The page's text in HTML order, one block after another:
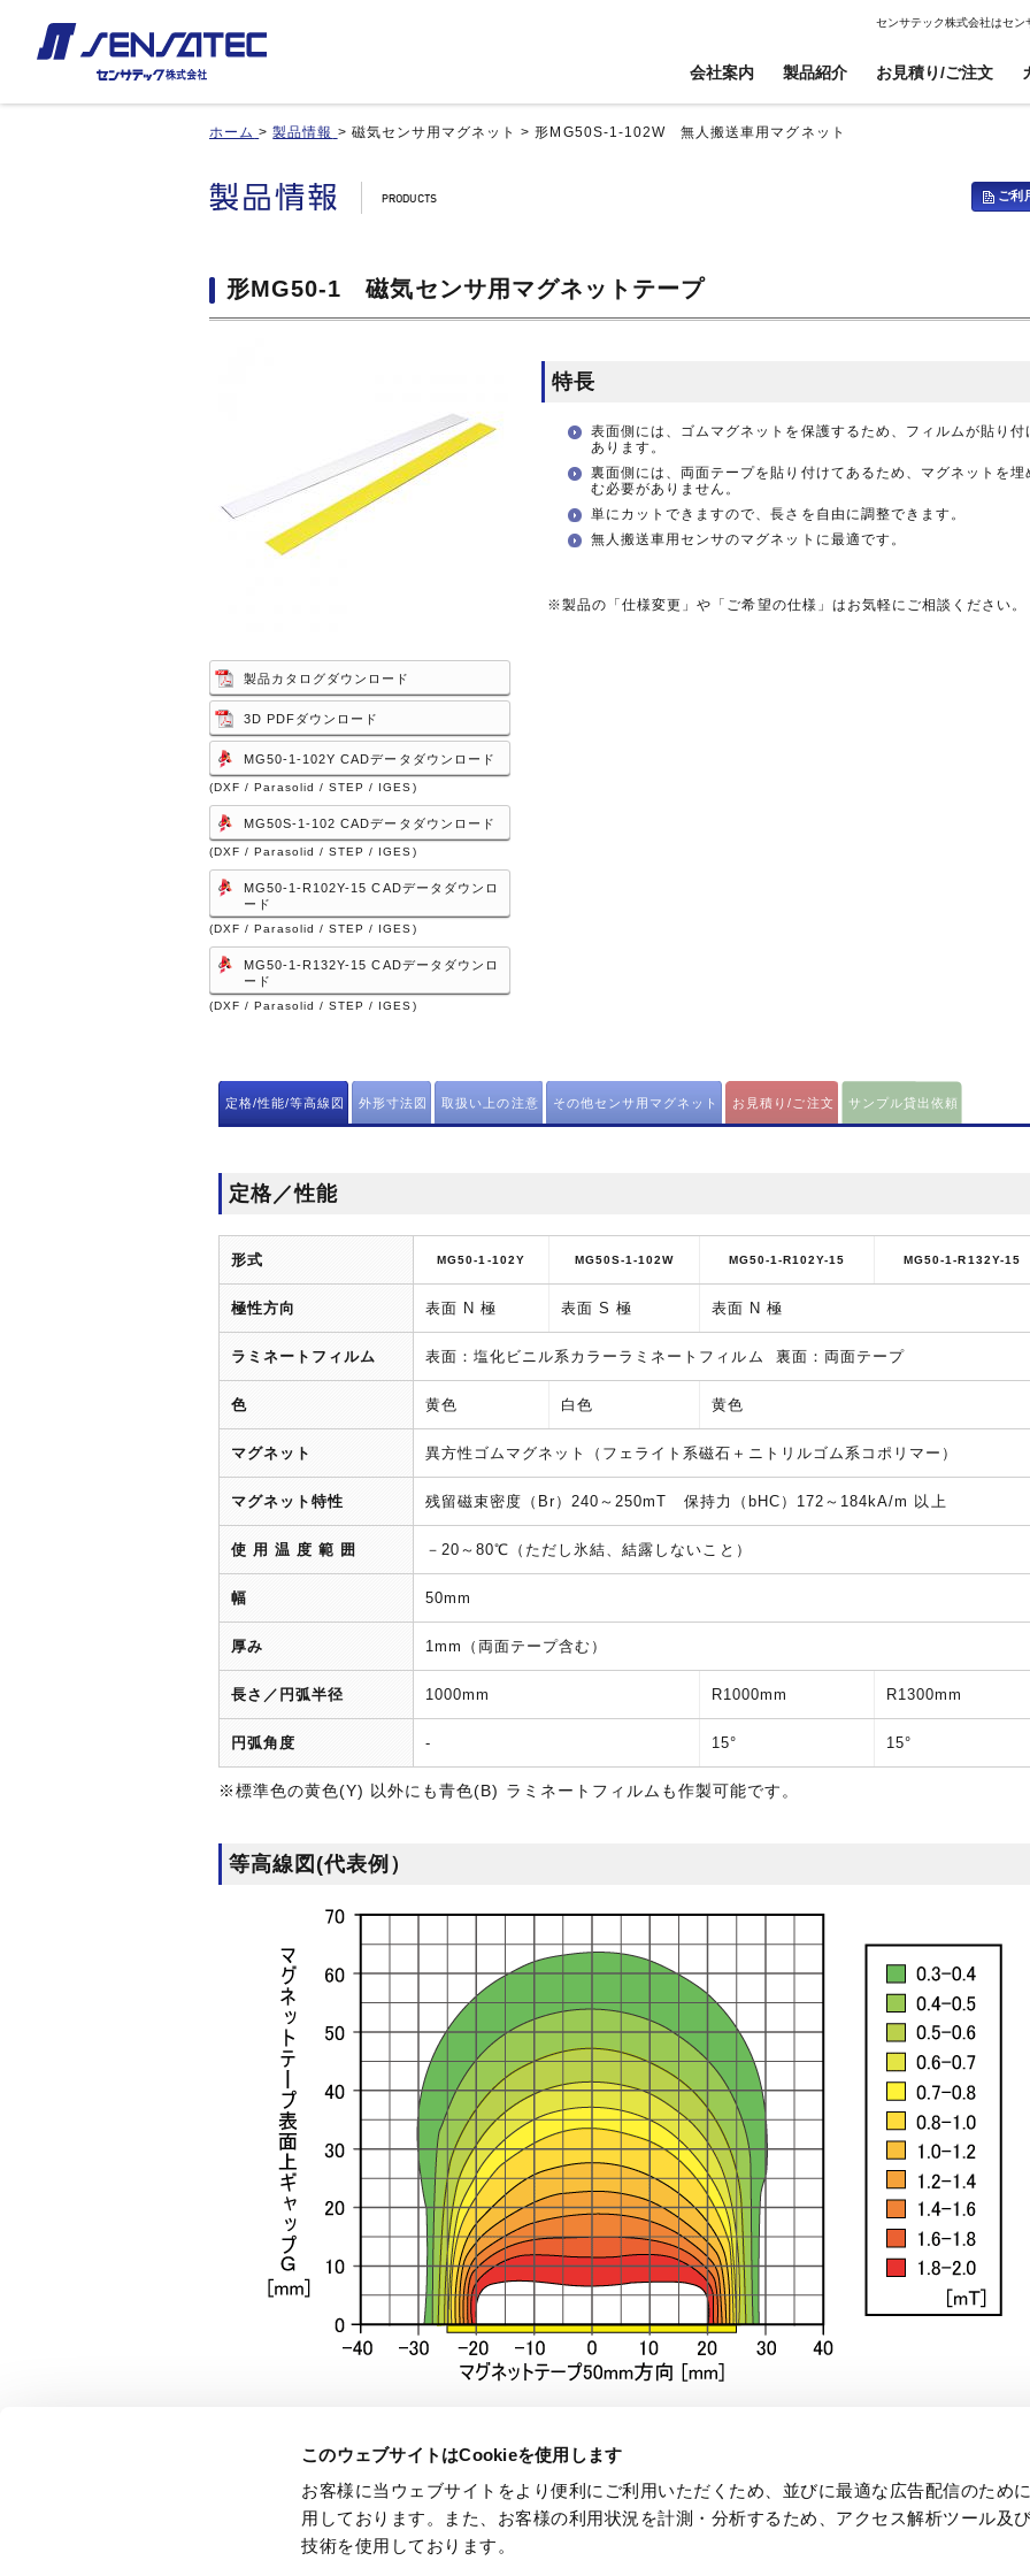
このウェブサイトはCookieを使用します
お客様に当ウェブサイトをより便利にご利用いただくため、並びに最適な広告配信のため
用しております。また、お客様の利用状況を計測・分析するため、アクセス解析ツール及
技術を使用しております。
センサテック株式会社はセン
会社案内 製品紹介 お見積り/ご注文
近接センサ
差動容量型近接センサ
磁気センサ
ジャイロセンサ
光電センサ
赤外線温度センサ
温湿度センサ
水位センサ
センサ無線ユニット
近接センサ
差動容量型近接センサ
磁気センサ
ジャイロセンサ
光電センサ
赤外線温度センサ
温湿度センサ
水位センサ
センサ無線ユニット
基板実装のご紹介 ケーブル、ワイヤー、コイル巻線加工 開発・設計
ホーム >製品情報 > 磁気センサ用マグネット >形MG50S-1-102W 無人搬送車用マグネット
ご利
形MG50-1 磁気センサ用マグネットテープ
製品カタログダウンロード
3D PDFダウンロード
MG50-1-102Y CADデータダウンロード
(DXF / Parasolid / STEP / IGES)
MG50S-1-102 CADデータダウンロード
(DXF / Parasolid / STEP / IGES)
MG50-1-R102Y-15 CADデータダウンロ
ード
(DXF / Parasolid / STEP / IGES)
MG50-1-R132Y-15 CADデータダウンロ
ード
(DXF / Parasolid / STEP / IGES)
特長
表面側には、ゴムマグネットを保護するため、フィルムが貼り付
あります。
裏面側には、両面テープを貼り付けてあるため、マグネットを埋
む必要がありません。
単にカットできますので、長さを自由に調整できます。
無人搬送車用センサのマグネットに最適です。
※製品の「仕様変更」や「ご希望の仕様」はお気軽にご相談ください。
定格/性能/等高線図 外形寸法図 取扱い上の注意 その他センサ用マグネット お見積り/ご注文 サンプル貸出依頼
定格／性能
形式 MG50-1-102Y MG50S-1-102W MG50-1-R102Y-15 MG50-1-R132Y-15
極性方向 表面 N 極 表面 S 極 表面 N 極
ラミネートフィルム 表面：塩化ビニル系カラーラミネートフィルム 裏面：両面テープ
色 黄色 白色 黄色
マグネット 異方性ゴムマグネット（フェライト系磁石＋ニトリルゴム系コポリマー）
マグネット特性 残留磁束密度（Br）240～250mT 保持力（bHC）172～184kA/m 以上
使 用 温 度 範 囲 －20～80℃（ただし氷結、結露しないこと）
幅 50mm
厚み 1mm（両面テープ含む）
長さ／円弧半径 1000mm R1000mm R1300mm
円弧角度 - 15° 15°
※標準色の黄色(Y) 以外にも青色(B) ラミネートフィルムも作製可能です。
等高線図(代表例）
〒621-0013 京都府亀岡市大井町並河3丁目27番12号
TEL:0771-24-1145（代） FAX:0771-24-2807
開発・設計業務委託フロー 会社案内
基板実装のご紹介 ケーブル、ワイヤー